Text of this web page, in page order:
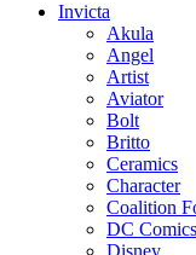
Invicta
Akula
Angel
Artist
Aviator
Bolt
Britto
Ceramics
Character
Coalition
DC Comics